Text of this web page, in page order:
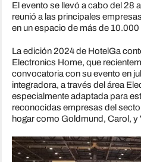
El evento se llevó a cabo del 28
reunió a las principales
en un espacio de más de
La edición 2024 de HotelGa
Electronics Home, que
convocatoria con su evento en
integradora, a través del área
especialmente adaptada para
reconocidas empresas del
hogar como Goldmund, Carol, y